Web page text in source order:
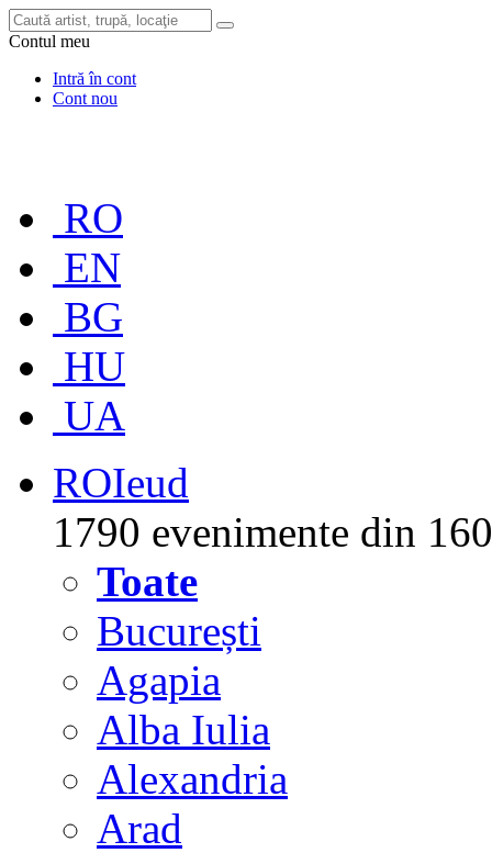
Contul meu
Intră în cont
Cont nou
RO
EN
BG
HU
UA
ROIeud
1790 evenimente din
Toate
București
Agapia
Alba Iulia
Alexandria
Arad